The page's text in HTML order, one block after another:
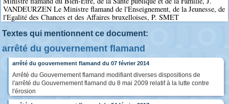
VANDEURZEN Le Ministre flamand de l'Enseignement, de la Jeunesse, de
l'Egalité des Chances et des Affaires bruxelloises, P. SMET
Textes qui mentionnent ce document:
arrêté du gouvernement flamand
arrêté du gouvernement flamand du 07 février 2014
Arrêté du Gouvernement flamand modifiant diverses dispositions de
l'arrêté du Gouvernement flamand du 8 mai 2009 relatif à la lutte contre
l'érosion